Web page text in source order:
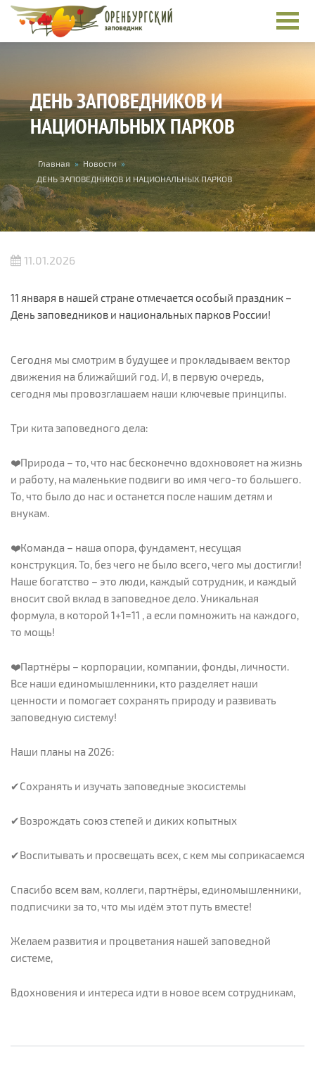
Перейти к основному содержанию
ДЕНЬ ЗАПОВЕДНИКОВ И
НАЦИОНАЛЬНЫХ ПАРКОВ
Вы здесь
Главная » Новости »
ДЕНЬ ЗАПОВЕДНИКОВ И НАЦИОНАЛЬНЫХ ПАРКОВ
11.01.2026
11 января в нашей стране отмечается особый праздник –
День заповедников и национальных парков России!
Сегодня мы смотрим в будущее и прокладываем вектор
движения на ближайший год. И, в первую очередь,
сегодня мы провозглашаем наши ключевые принципы.
Три кита заповедного дела:
❤️Природа – то, что нас бесконечно вдохновояет на жизнь
и работу, на маленькие подвиги во имя чего-то большего.
То, что было до нас и останется после нашим детям и
внукам.
❤️Команда – наша опора, фундамент, несущая
конструкция. То, без чего не было всего, чего мы достигли!
Наше богатство – это люди, каждый сотрудник, и каждый
вносит свой вклад в заповедное дело. Уникальная
формула, в которой 1+1=11 , а если помножить на каждого,
то мощь!
❤️Партнёры – корпорации, компании, фонды, личности.
Все наши единомышленники, кто разделяет наши
ценности и помогает сохранять природу и развивать
заповедную систему!
Наши планы на 2026:
✔Сохранять и изучать заповедные экосистемы
✔Возрождать союз степей и диких копытных
✔Воспитывать и просвещать всех, с кем мы соприкасаемся
Спасибо всем вам, коллеги, партнёры, единомышленники,
подписчики за то, что мы идём этот путь вместе!
Желаем развития и процветания нашей заповедной
системе,
Вдохновения и интереса идти в новое всем сотрудникам,